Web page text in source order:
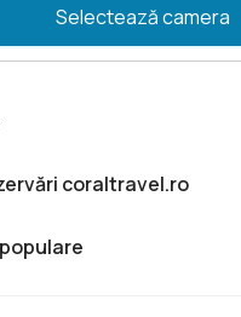
Selectează camera
coraltravel.ro